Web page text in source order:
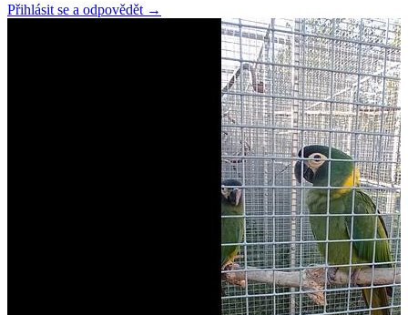
Přihlásit se a odpovědět →